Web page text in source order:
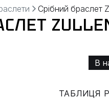
Срібний браслет
В
ТАБЛИЦЯ